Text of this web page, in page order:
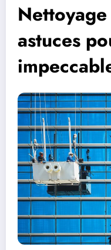
astuces